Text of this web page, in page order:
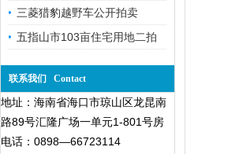
三菱猎豹越野车公开拍卖
五指山市103亩住宅用地二拍
联系我们 Contact
地址：海南省海口市琼山区龙昆南
路89号汇隆广场一单元1-801号房
电话：0898—66723114